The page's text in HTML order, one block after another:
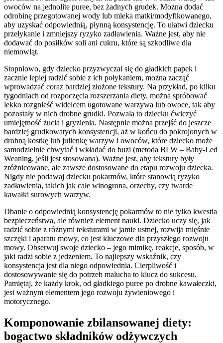
owoców na jednolite puree, bez żadnych grudek. Można dodać
odrobinę przegotowanej wody lub mleka matki/modyfikowanego,
aby uzyskać odpowiednią, płynną konsystencję. To ułatwi dziecku
przełykanie i zmniejszy ryzyko zadławienia. Ważne jest, aby nie
dodawać do posiłków soli ani cukru, które są szkodliwe dla
niemowląt.
Stopniowo, gdy dziecko przyzwyczai się do gładkich papek i
zacznie lepiej radzić sobie z ich połykaniem, można zacząć
wprowadzać coraz bardziej złożone tekstury. Na przykład, po kilku
tygodniach od rozpoczęcia rozszerzania diety, można spróbować
lekko rozgnieść widelcem ugotowane warzywa lub owoce, tak aby
pozostały w nich drobne grudki. Pozwala to dziecku ćwiczyć
umiejętność żucia i gryzienia. Następnie można przejść do jeszcze
bardziej grudkowatych konsystencji, aż w końcu do pokrojonych w
drobną kostkę lub julienkę warzyw i owoców, które dziecko może
samodzielnie chwytać i wkładać do buzi (metoda BLW – Baby-Led
Weaning, jeśli jest stosowana). Ważne jest, aby tekstury były
zróżnicowane, ale zawsze dostosowane do etapu rozwoju dziecka.
Nigdy nie podawaj dziecku pokarmów, które stanowią ryzyko
zadławienia, takich jak całe winogrona, orzechy, czy twarde
kawałki surowych warzyw.
Dbanie o odpowiednią konsystencję pokarmów to nie tylko kwestia
bezpieczeństwa, ale również element nauki. Dziecko uczy się, jak
radzić sobie z różnymi teksturami w jamie ustnej, rozwija mięśnie
szczęki i aparatu mowy, co jest kluczowe dla przyszłego rozwoju
mowy. Obserwuj swoje dziecko – jego mimikę, reakcje, sposób, w
jaki radzi sobie z jedzeniem. To najlepszy wskaźnik, czy
konsystencja jest dla niego odpowiednia. Cierpliwość i
dostosowywanie się do potrzeb malucha to klucz do sukcesu.
Pamiętaj, że każdy krok, od gładkiego puree po drobne kawałeczki,
jest ważnym elementem jego rozwoju żywieniowego i
motorycznego.
Komponowanie zbilansowanej diety:
bogactwo składników odżywczych